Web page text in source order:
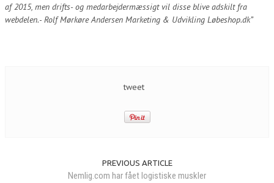
af 2015, men drifts- og medarbejdermæssigt vil disse blive adskilt fra
webdelen.- Rolf Mørkøre Andersen Marketing & Udvikling Løbeshop.dk”
tweet
PREVIOUS ARTICLE
Nemlig.com har fået logistiske muskler